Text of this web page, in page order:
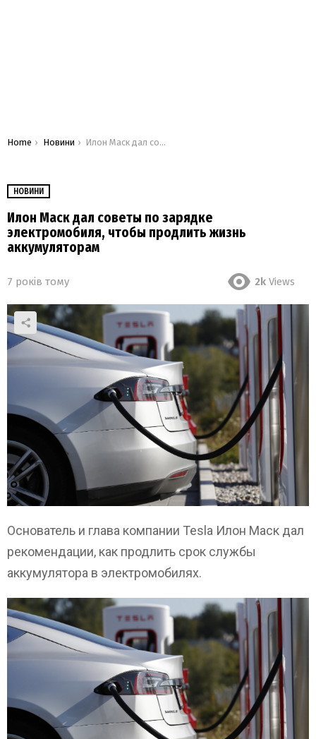
You are here:
Home Новини Илон Маск дал советы по зарядке электромобиля, чтобы продлить жизнь аккумуляторам
НОВИНИ
Илон Маск дал советы по зарядке
электромобиля, чтобы продлить жизнь
аккумуляторам
7 років тому 2k Views
Основатель и глава компании Tesla Илон Маск дал
рекомендации, как продлить срок службы
аккумулятора в электромобилях.